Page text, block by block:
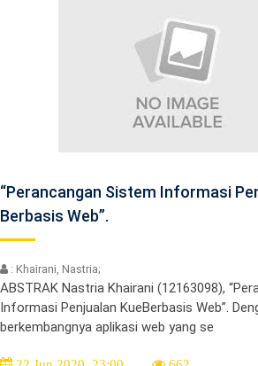
“Perancangan Sistem Informasi
Berbasis Web”.
: Khairani, Nastria;
ABSTRAK Nastria Khairani (12163098),
Informasi Penjualan KueBerbasis Web”.
berkembangnya aplikasi web yang se